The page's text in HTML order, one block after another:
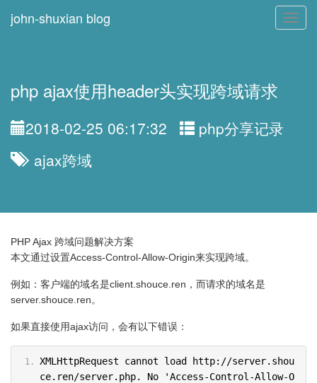
john-shuxian blog
php ajax使用header头实现跨域请求
2018-02-25 06:17:32
php分享记录
ajax跨域
PHP Ajax 跨域问题解决方案
本文通过设置Access-Control-Allow-Origin来实现跨域。
例如：客户端的域名是client.shouce.ren，而请求的域名是
server.shouce.ren。
如果直接使用ajax访问，会有以下错误：
XMLHttpRequest cannot load http://server.shou
ce.ren/server.php. No 'Access-Control-Allow-O